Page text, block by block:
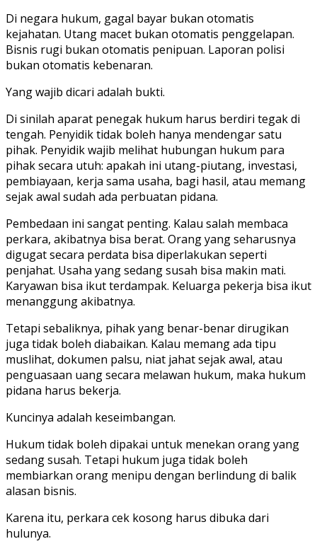
Di negara hukum, gagal bayar bukan otomatis
kejahatan. Utang macet bukan otomatis penggelapan.
Bisnis rugi bukan otomatis penipuan. Laporan polisi
bukan otomatis kebenaran.
Yang wajib dicari adalah bukti.
Di sinilah aparat penegak hukum harus berdiri tegak di
tengah. Penyidik tidak boleh hanya mendengar satu
pihak. Penyidik wajib melihat hubungan hukum para
pihak secara utuh: apakah ini utang-piutang, investasi,
pembiayaan, kerja sama usaha, bagi hasil, atau memang
sejak awal sudah ada perbuatan pidana.
Pembedaan ini sangat penting. Kalau salah membaca
perkara, akibatnya bisa berat. Orang yang seharusnya
digugat secara perdata bisa diperlakukan seperti
penjahat. Usaha yang sedang susah bisa makin mati.
Karyawan bisa ikut terdampak. Keluarga pekerja bisa ikut
menanggung akibatnya.
Tetapi sebaliknya, pihak yang benar-benar dirugikan
juga tidak boleh diabaikan. Kalau memang ada tipu
muslihat, dokumen palsu, niat jahat sejak awal, atau
penguasaan uang secara melawan hukum, maka hukum
pidana harus bekerja.
Kuncinya adalah keseimbangan.
Hukum tidak boleh dipakai untuk menekan orang yang
sedang susah. Tetapi hukum juga tidak boleh
membiarkan orang menipu dengan berlindung di balik
alasan bisnis.
Karena itu, perkara cek kosong harus dibuka dari
hulunya.